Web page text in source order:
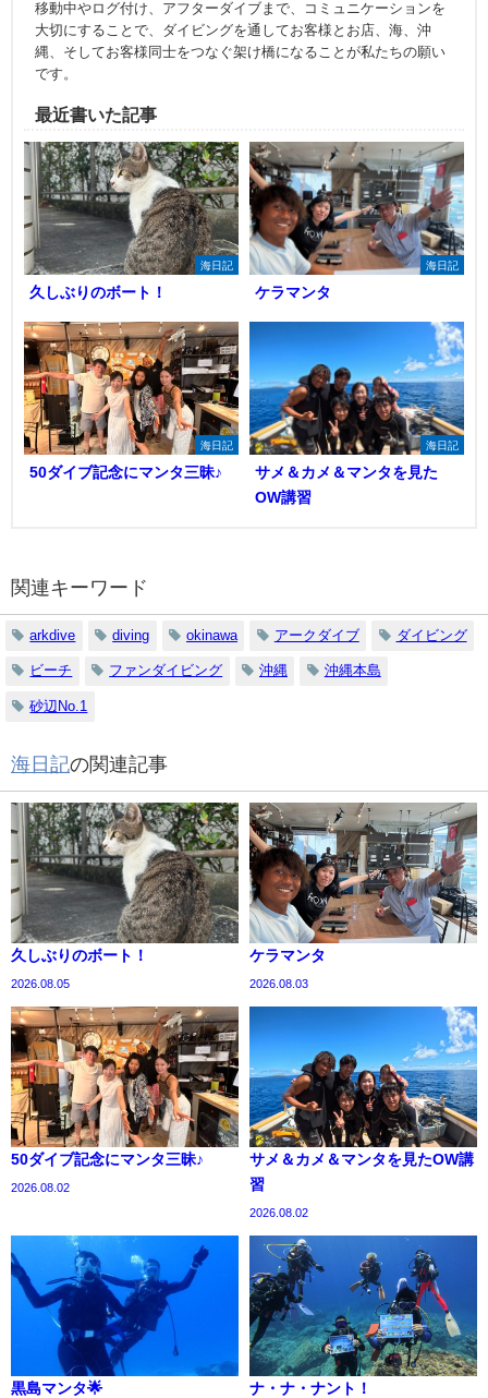
移動中やログ付け、アフターダイブまで、コミュニケーションを
大切にすることで、ダイビングを通してお客様とお店、海、沖
縄、そしてお客様同士をつなぐ架け橋になることが私たちの願い
です。
最近書いた記事
海日記
久しぶりのボート！
海日記
ケラマンタ
海日記
50ダイブ記念にマンタ三昧♪
海日記
サメ＆カメ＆マンタを見た
OW講習
関連キーワード
arkdive diving okinawa アークダイブ ダイビング
ビーチ ファンダイビング 沖縄 沖縄本島
砂辺No.1
海日記の関連記事
久しぶりのボート！
2026.08.05
ケラマンタ
2026.08.03
50ダイブ記念にマンタ三昧♪
2026.08.02
サメ＆カメ＆マンタを見たOW講
習
2026.08.02
黒島マンタ🌟 ナ・ナ・ナント！